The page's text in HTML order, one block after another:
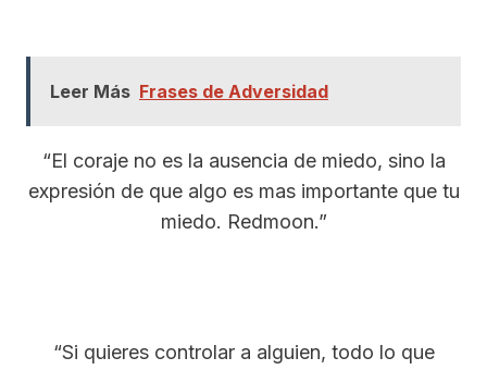
Leer Más Frases de Adversidad
“El coraje no es la ausencia de miedo, sino la
expresión de que algo es mas importante que tu
miedo. Redmoon.”
“Si quieres controlar a alguien, todo lo que